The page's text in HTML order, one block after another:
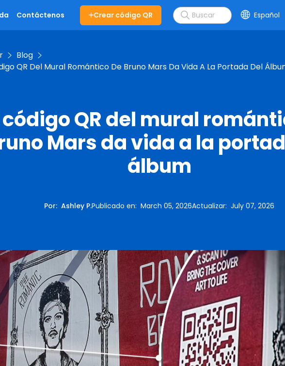
Contáctenos Crear código QR Español
Blog
QR Del Mural Romántico De Bruno Mars Da Vida A La Portada Del
código QR del mural
Mars da vida a la
álbum
Por:Ashley P.Publicado en:March 05, 2026Actualizar:July 07, 2026